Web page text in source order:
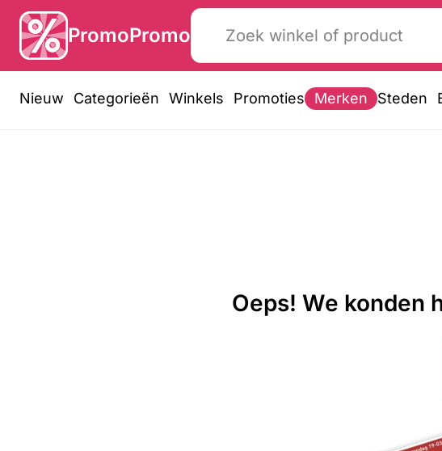
PromoPromo
Nieuw Categorieën Winkels Promoties Merken Steden
Oeps! We konden